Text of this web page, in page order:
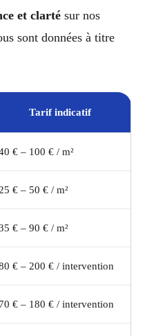
et clarté sur nos
sont données à titre
Tarif indicatif
€ – 100 € / m²
€ – 50 € / m²
€ – 90 € / m²
€ – 200 € / intervention
70 € – 180 € / intervention